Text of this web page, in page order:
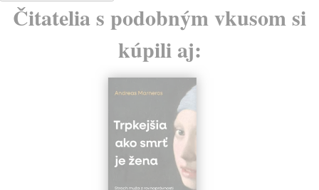
Čitatelia s podobným vkusom si
kúpili aj: